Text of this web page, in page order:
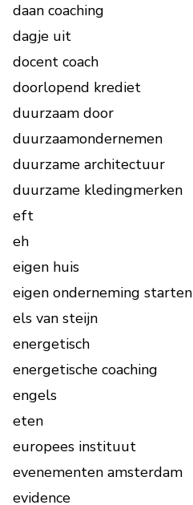
daan coaching
dagje uit
docent coach
doorlopend krediet
duurzaam door
duurzaamondernemen
duurzame architectuur
duurzame kledingmerken
eft
eh
eigen huis
eigen onderneming starten
els van steijn
energetisch
energetische coaching
engels
eten
europees instituut
evenementen amsterdam
evidence